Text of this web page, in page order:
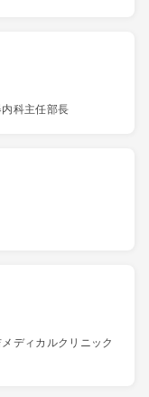
科主任部長
ディカルクリニック